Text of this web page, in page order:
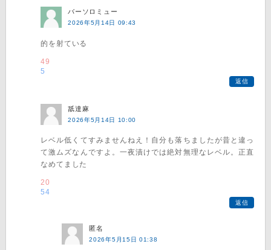
バーソロミュー
2026年5月14日 09:43
的を射ている
49
5
返信
舐達麻
2026年5月14日 10:00
レベル低くてすみませんねえ！自分も落ちましたが昔と違っ
て激ムズなんですよ。一夜漬けでは絶対無理なレベル。正直
なめてました
20
54
返信
匿名
2026年5月15日 01:38